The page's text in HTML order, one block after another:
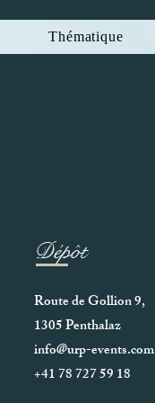
Thématique
Dépôt
Route de Gollion 9,
1305 Penthalaz
info@urp-events.com
+41 78 727 59 18